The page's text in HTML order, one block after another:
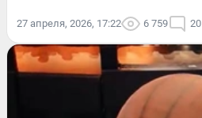
27 апреля, 2026, 17:22 6 759 20